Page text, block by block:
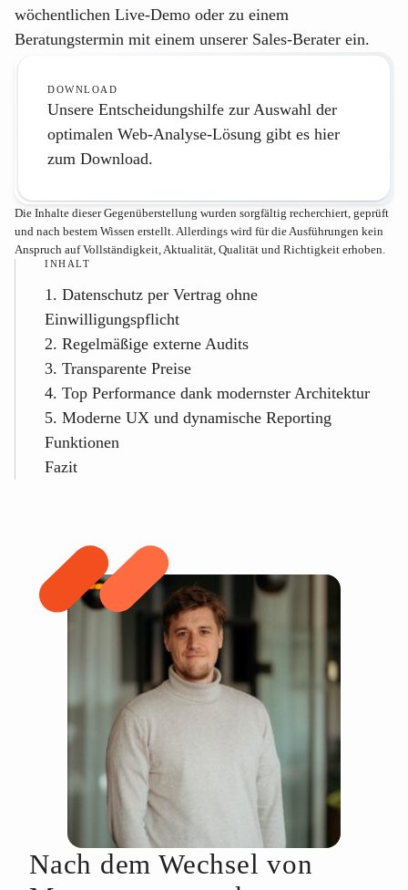
wöchentlichen Live-Demo oder zu einem
Beratungstermin mit einem unserer Sales-Berater ein.
DOWNLOAD
Unsere Entscheidungshilfe zur Auswahl der
optimalen Web-Analyse-Lösung gibt es hier
zum Download.
Die Inhalte dieser Gegenüberstellung wurden sorgfältig recherchiert, geprüft
und nach bestem Wissen erstellt. Allerdings wird für die Ausführungen kein
Anspruch auf Vollständigkeit, Aktualität, Qualität und Richtigkeit erhoben.
INHALT
1. Datenschutz per Vertrag ohne
Einwilligungspflicht
2. Regelmäßige externe Audits
3. Transparente Preise
4. Top Performance dank modernster Architektur
5. Moderne UX und dynamische Reporting
Funktionen
Fazit
Nach dem Wechsel von